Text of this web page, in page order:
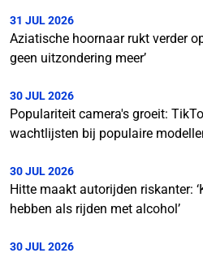
31 JUL 2026
Aziatische hoornaar rukt verder
geen uitzondering meer’
30 JUL 2026
Populariteit camera's groeit:
wachtlijsten bij populaire
30 JUL 2026
Hitte maakt autorijden riskanter:
hebben als rijden met alcohol’
30 JUL 2026